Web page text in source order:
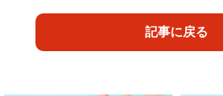
記事に戻る